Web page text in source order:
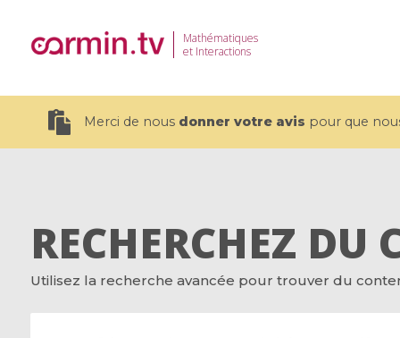
Mathématiques
et Interactions
Merci de nous donner votre avis pour que
19 videos
CEMRACS 2026 : Modeling and AI
Coulomb
RECHERCHEZ DU
Utilisez la recherche avancée pour trouver du